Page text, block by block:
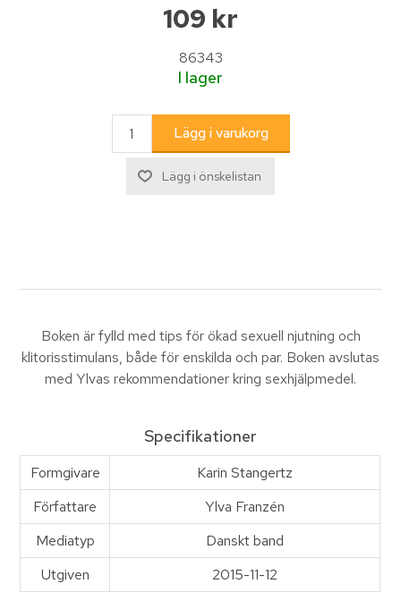
109 kr
86343
I lager
Boken är fylld med tips för ökad sexuell njutning och
klitorisstimulans, både för enskilda och par. Boken avslutas
med Ylvas rekommendationer kring sexhjälpmedel.
Specifikationer
Formgivare
Karin Stangertz
Författare
Ylva Franzén
Mediatyp
Danskt band
Utgiven
2015-11-12